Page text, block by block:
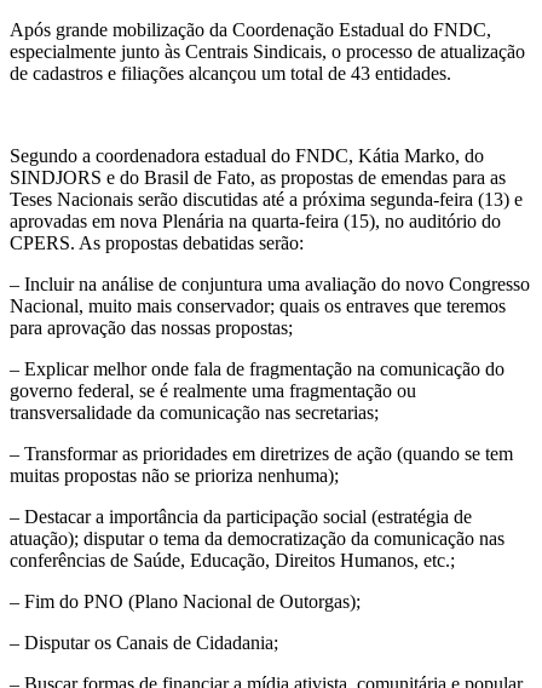
Após grande mobilização da Coordenação Estadual do FNDC,
especialmente junto às Centrais Sindicais, o processo de atualização
de cadastros e filiações alcançou um total de 43 entidades.
Segundo a coordenadora estadual do FNDC, Kátia Marko, do
SINDJORS e do Brasil de Fato, as propostas de emendas para as
Teses Nacionais serão discutidas até a próxima segunda-feira (13) e
aprovadas em nova Plenária na quarta-feira (15), no auditório do
CPERS. As propostas debatidas serão:
– Incluir na análise de conjuntura uma avaliação do novo Congresso
Nacional, muito mais conservador; quais os entraves que teremos
para aprovação das nossas propostas;
– Explicar melhor onde fala de fragmentação na comunicação do
governo federal, se é realmente uma fragmentação ou
transversalidade da comunicação nas secretarias;
– Transformar as prioridades em diretrizes de ação (quando se tem
muitas propostas não se prioriza nenhuma);
– Destacar a importância da participação social (estratégia de
atuação); disputar o tema da democratização da comunicação nas
conferências de Saúde, Educação, Direitos Humanos, etc.;
– Fim do PNO (Plano Nacional de Outorgas);
– Disputar os Canais de Cidadania;
– Buscar formas de financiar a mídia ativista, comunitária e popular,